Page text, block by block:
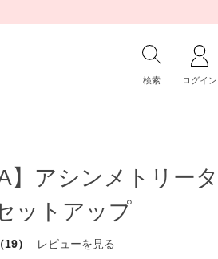
検索 ログイン
】アシンメトリー
ットアップ
（19） レビューを見る